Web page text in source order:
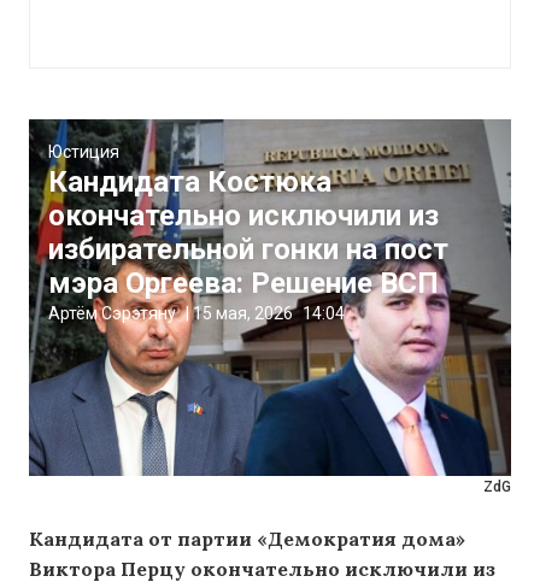
ZdG
Юстиция
Кандидата Костюка
окончательно исключили из
избирательной гонки на пост
мэра Оргеева: Решение ВСП
Артём Сэрэтяну |15 мая, 2026 14:04
Кандидата от партии «Демократия дома»
Виктора Перцу окончательно исключили из